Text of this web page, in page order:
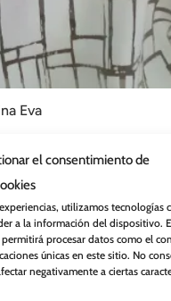
el consentimiento de
utilizamos tecnologías
a la información del dispositivo.
procesar datos como el
únicas en este sitio. No
negativamente a ciertas
Eva